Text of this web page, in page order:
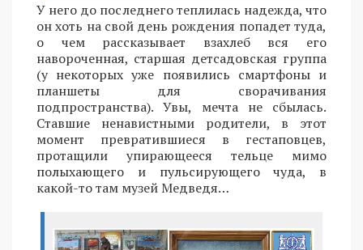
У него до последнего теплилась надежда, что
он хоть на свой день рождения попадет туда,
о чем рассказывает взахлеб вся его
навороченная, старшая детсадовская группа
(у некоторых уже появились смартфоны и
планшеты для сворачивания
подпространства). Увы, мечта не сбылась.
Ставшие ненавистными родители, в этот
момент превратившиеся в гестаповцев,
протащили упирающееся тельце мимо
полыхающего и пульсирующего чуда, в
какой-то там музей Медведя…